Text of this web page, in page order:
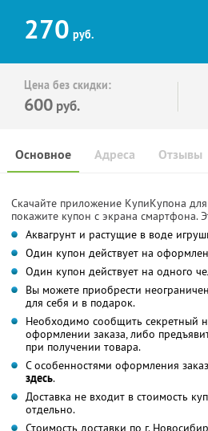
270 руб.
Цена без скидки:
600 руб.
Основное Отзывы
Адреса
Скачайте приложение КупиКупона для
покажите купон с экрана смартфона.
Аквагрунт и растущие в воде
Один купон действует на
Один купон действует на одного
Вы можете приобрести
для себя и в подарок.
Необходимо сообщить секретный
оформлении заказа, либо
при получении товара.
С особенностями оформления
здесь.
Доставка не входит в стоимость
отдельно.
Стоимость доставки по г.